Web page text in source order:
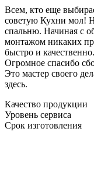
Всем, кто еще
советую Кухни мол!
спальню. Начиная с
монтажом никаких
быстро и
Огромное спасибо
Это мастер своего
здесь.
Качество продукции
Уровень сервиса
Срок изготовления